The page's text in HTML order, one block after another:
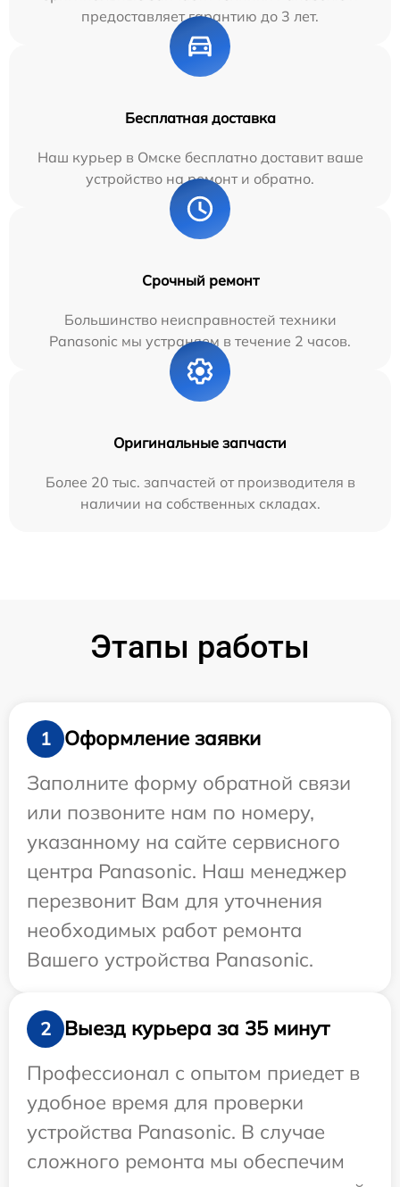
предоставляет гарантию до 3 лет.
Бесплатная доставка
Наш курьер в Омске бесплатно доставит ваше
устройство на ремонт и обратно.
Срочный ремонт
Большинство неисправностей техники
Panasonic мы устраняем в течение 2 часов.
Оригинальные запчасти
Более 20 тыс. запчастей от производителя в
наличии на собственных складах.
Этапы работы
1
Оформление заявки
Заполните форму обратной связи
или позвоните нам по номеру,
указанному на сайте сервисного
центра Panasonic. Наш менеджер
перезвонит Вам для уточнения
необходимых работ ремонта
Вашего устройства Panasonic.
2
Выезд курьера за 35 минут
Профессионал с опытом приедет в
удобное время для проверки
устройства Panasonic. В случае
сложного ремонта мы обеспечим